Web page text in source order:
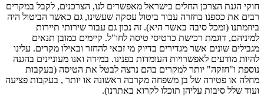
חוקי הגנת הצרכן החלים בישראל מאפשרים לנו, הצרכנים, לקבל במקרים
רבים את כספנו בחזרה עבור ביטול עסקה שעשינו, גם כאשר הביטול היה
ביוזמתנו (ומכל סיבה באשר היא). זה נכון גם עבור שירותי תיירות
למיניהם, דוגמת רכישת כרטיסי טיסה לחו"ל. קיימים כמובן תנאים
מגבילים שונים אשר מגדירים בדיוק מי זכאי להחזר ובאילו מקרים. עלינו
להיות מודעים לאפשרויות העומדות בפנינו. במידה ואנו מעוניינים בהגנה
נוספת ו"חזקה" יותר למקרים בהם נרצה לבטל את הטיסה (בעקבות
מחלה או פטירה של בן משפחה מקרבה ראשונה או יותר , בעקבות פציעה
ועוד שלל סיבות עליהן תוכלו לקרוא באתרנו).